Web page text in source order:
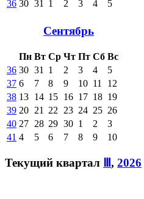
36 30 31 1 2 3 4 5
Сентябрь
Пн Вт Ср Чт Пт Сб Вс
36 30 31 1 2 3 4
5
37 6 7 8 9 10 11
12
38 13 14 15 16 17 18 19
39 20 21 22 23 24 25 26
40 27 28 29 30 1 2
3
41 4 5 6 7 8 9 10
Текущий квартал , 2026